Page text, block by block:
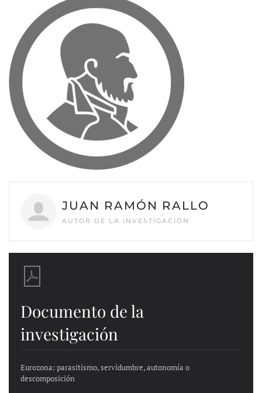
JUAN RAMÓN RALLO
AUTOR DE LA INVESTIGACIÓN
Documento de la
investigación
Eurozona: parasitismo, servidumbre, autonomía o
descomposición